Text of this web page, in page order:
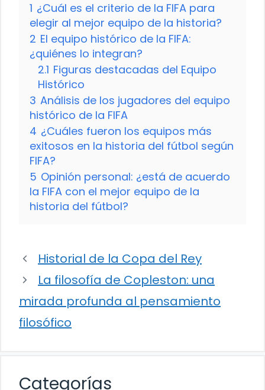
1 ¿Cuál es el criterio de la FIFA para
elegir al mejor equipo de la historia?
2 El equipo histórico de la FIFA:
¿quiénes lo integran?
2.1 Figuras destacadas del Equipo
Histórico
3 Análisis de los jugadores del equipo
histórico de la FIFA
4 ¿Cuáles fueron los equipos más
exitosos en la historia del fútbol según
FIFA?
5 Opinión personal: ¿está de acuerdo
la FIFA con el mejor equipo de la
historia del fútbol?
Historial de la Copa del Rey
La filosofía de Copleston: una
mirada profunda al pensamiento
filosófico
Categorías